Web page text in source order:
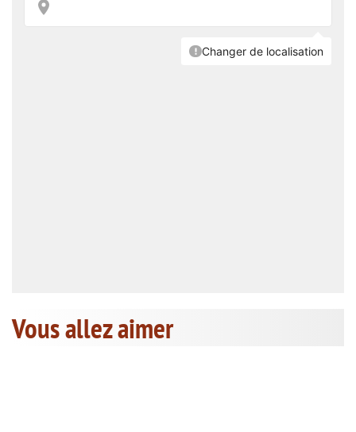
Vous allez aimer